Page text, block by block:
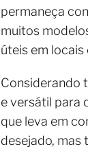
permaneça
muitos
úteis em
Considerando
e versátil para
que leva em
desejado, mas